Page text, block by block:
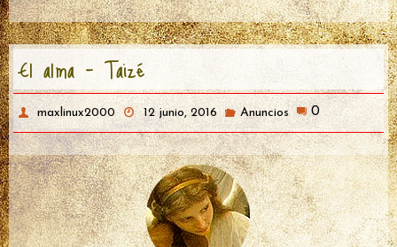
a
ce
b
o
o
k
wi
tt
er
El alma – Taizé
maxlinux2000 12 junio, 2016 Anuncios 0